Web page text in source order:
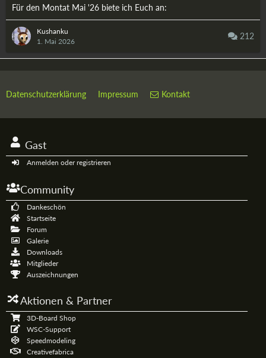
Für den Montat Mai '26 biete ich Euch an:
Kushanku
1. Mai 2026
212
Datenschutzerklärung Impressum Kontakt
Gast
Anmelden oder registrieren
Community
Dankeschön
Startseite
Forum
Galerie
Downloads
Mitglieder
Auszeichnungen
Aktionen & Partner
3D-Board Shop
WSC-Support
Speedmodeling
Creativefabrica